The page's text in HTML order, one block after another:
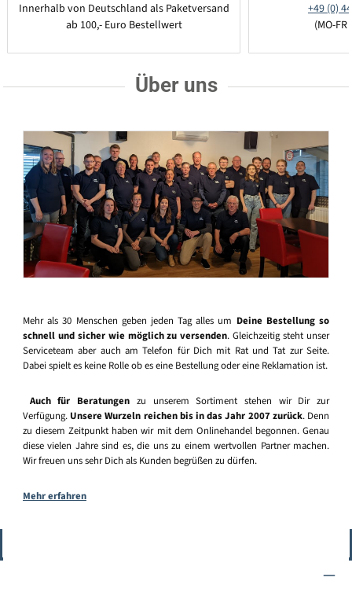
Innerhalb von Deutschland als Paketversand
ab 100,- Euro Bestellwert
+49 (0)
(MO-
Über uns
Mehr als 30 Menschen geben jeden Tag alles um Deine Bestellung so
schnell und sicher wie möglich zu versenden. Gleichzeitig steht unser
Serviceteam aber auch am Telefon für Dich mit Rat und Tat zur Seite.
Dabei spielt es keine Rolle ob es eine Bestellung oder eine Reklamation ist.
Auch für Beratungen zu unserem Sortiment stehen wir Dir zur
Verfügung. Unsere Wurzeln reichen bis in das Jahr 2007 zurück. Denn
zu diesem Zeitpunkt haben wir mit dem Onlinehandel begonnen. Genau
diese vielen Jahre sind es, die uns zu einem wertvollen Partner machen.
Wir freuen uns sehr Dich als Kunden begrüßen zu dürfen.
Mehr erfahren